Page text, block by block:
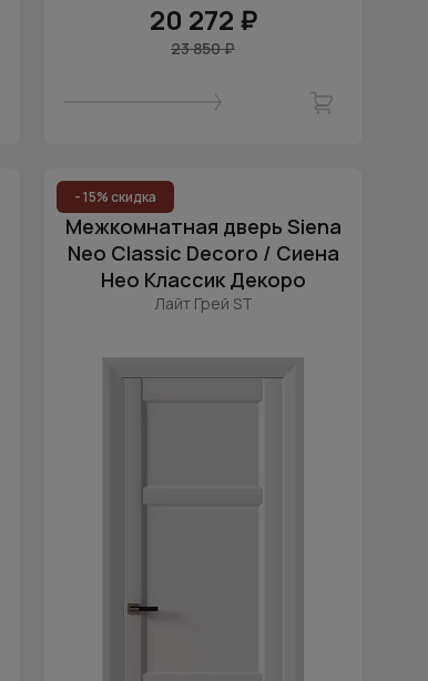
20 272 ₽
23 850 ₽
- 15% скидка
Межкомнатная дверь Siena
Neo Classic Decoro / Сиена
Нео Классик Декоро
Лайт Грей ST